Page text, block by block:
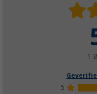
1
5